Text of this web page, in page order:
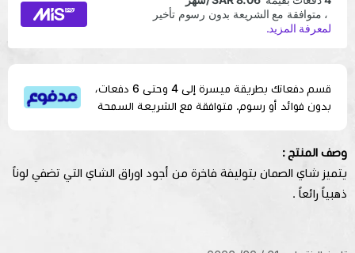
قسم دفعاتك بطريقة ميسرة إلى 4 وحتى 6 دفعات،
بدون فوائد أو رسوم. متوافقة مع الشريعة السمحة
وصف المنتج :
يتميز شاي الصمان بتوليفة فاخرة من أجود اوراق الشاي التي تضفي لوناً
ذهبياً رائعاً .